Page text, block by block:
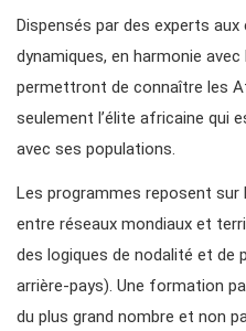
Dispensés par des experts
dynamiques, en harmonie
permettront de connaître les
seulement l’élite africaine qui
avec ses populations.
Les programmes reposent sur
entre réseaux mondiaux et
des logiques de nodalité et de
arrière-pays). Une formation
du plus grand nombre et non